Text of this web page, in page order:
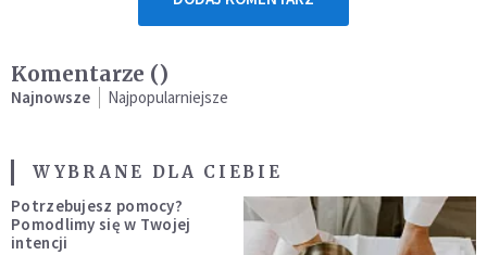
Komentarze ()
Najnowsze Najpopularniejsze
WYBRANE DLA CIEBIE
Potrzebujesz pomocy?
Pomodlimy się w Twojej
intencji